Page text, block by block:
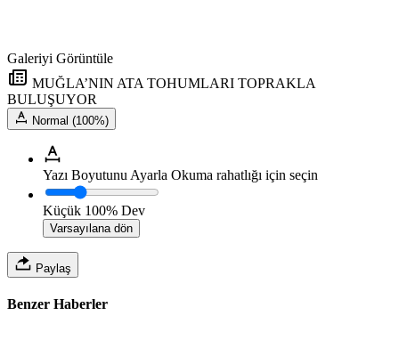
Galeriyi Görüntüle
MUĞLA’NIN ATA TOHUMLARI TOPRAKLA
BULUŞUYOR
Normal (100%)
Yazı Boyutunu Ayarla Okuma rahatlığı için seçin
Küçük 100% Dev
Varsayılana dön
Paylaş
Benzer Haberler